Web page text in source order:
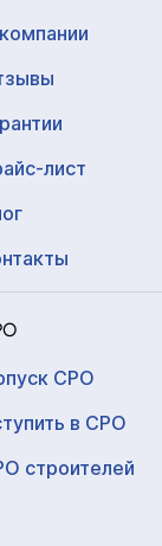
лист
СРО
в СРО
строителей